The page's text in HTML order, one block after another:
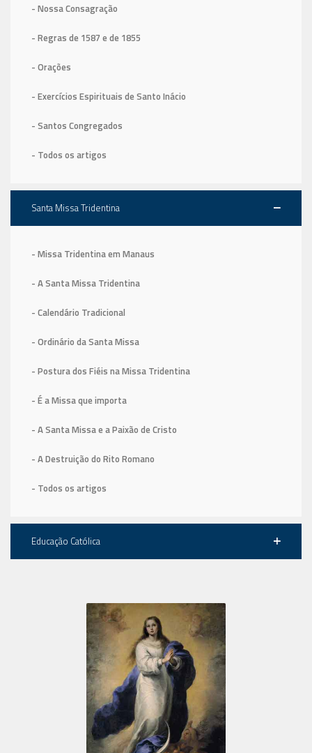
- Nossa Consagração
- Regras de 1587 e de 1855
- Orações
- Exercícios Espirituais de Santo Inácio
- Santos Congregados
- Todos os artigos
Santa Missa Tridentina
- Missa Tridentina em Manaus
- A Santa Missa Tridentina
- Calendário Tradicional
- Ordinário da Santa Missa
- Postura dos Fiéis na Missa Tridentina
- É a Missa que importa
- A Santa Missa e a Paixão de Cristo
- A Destruição do Rito Romano
- Todos os artigos
Educação Católica